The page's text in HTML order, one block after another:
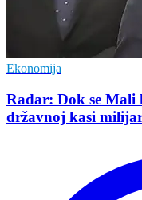
Ekonomija
Radar: Dok se
državnoj kasi